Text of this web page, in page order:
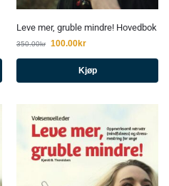
Leve mer, gruble mindre! Hovedbok
350.00kr 100.00kr
Kjøp